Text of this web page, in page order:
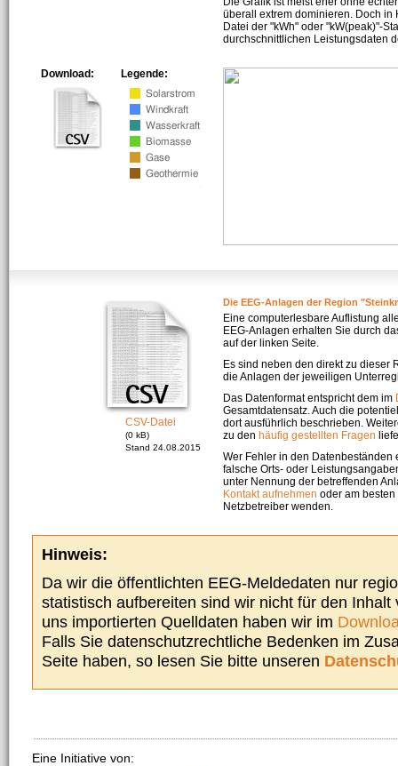
überall extrem dominieren. Doch in
Datei der "kWh" oder "kW(peak)"-
durchschnittlichen Leistungsdaten
Legende:
Download:
CSV-Datei
(0 kB)
Stand 24.08.2015
Die EEG-Anlagen der Region
Eine computerlesbare Auflistung
EEG-Anlagen erhalten Sie durch
auf der linken Seite.
Es sind neben den direkt zu dieser
die Anlagen der jeweiligen
Das Datenformat entspricht dem im
Gesamtdatensatz. Auch die
dort ausführlich beschrieben.
zu den häufig gestellten Fragen
Wer Fehler in den Datenbeständen
falsche Orts- oder
unter Nennung der betreffenden
Kontakt aufnehmen oder am
Netzbetreiber wenden.
Hinweis:
Da wir die öffentlichten EEG-Meldedaten nur
statistisch aufbereiten sind wir nicht für den Inhalt
uns importierten Quelldaten haben wir im
Falls Sie datenschutzrechtliche Bedenken im
Seite haben, so lesen Sie bitte unseren
Eine Initiative von: